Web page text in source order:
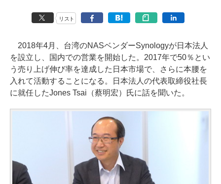
リスト
2018年4月、台湾のNASベンダーSynologyが日本法人
を設立し、国内での営業を開始した。2017年で50％とい
う売り上げ伸び率を達成した日本市場で、さらに本腰を
入れて活動することになる。日本法人の代表取締役社長
に就任したJones Tsai（蔡明宏）氏に話を聞いた。